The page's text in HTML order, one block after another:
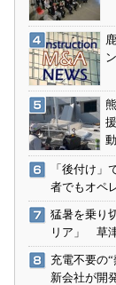
動
「後付け
者でもオペ
猛暑を乗り
リア」 草
充電不要の
新会社が開